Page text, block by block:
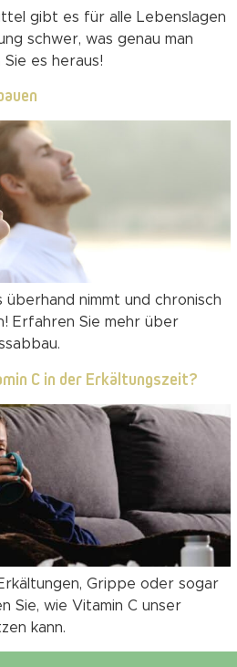
gibt es für alle Lebenslagen
schwer, was genau man
es heraus!
nimmt und chronisch
Erfahren Sie mehr über
C in der Erkältungszeit?
Grippe oder sogar
Sie, wie Vitamin C unser
kann.